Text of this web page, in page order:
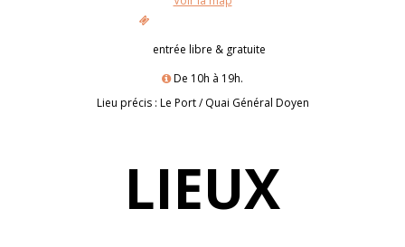
entrée libre & gratuite
De 10h à 19h.
Lieu précis : Le Port / Quai Général Doyen
LIEUX